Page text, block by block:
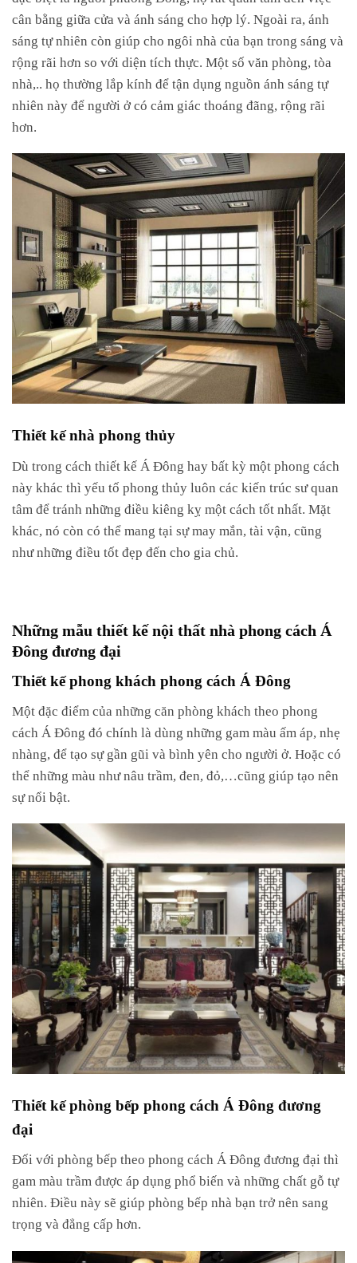
cân bằng giữa cửa và ánh sáng cho hợp lý. Ngoài ra, ánh
sáng tự nhiên còn giúp cho ngôi nhà của bạn trong sáng và
rộng rãi hơn so với diện tích thực. Một số văn phòng, tòa
nhà,.. họ thường lắp kính để tận dụng nguồn ánh sáng tự
nhiên này để người ở có cảm giác thoáng đãng, rộng rãi
hơn.
Thiết kế nhà phong thủy
Dù trong cách thiết kế Á Đông hay bất kỳ một phong cách
này khác thì yếu tố phong thủy luôn các kiến trúc sư quan
tâm để tránh những điều kiêng kỵ một cách tốt nhất. Mặt
khác, nó còn có thể mang tại sự may mắn, tài vận, cũng
như những điều tốt đẹp đến cho gia chủ.
Những mẫu thiết kế nội thất nhà phong cách Á
Đông đương đại
Thiết kế phong khách phong cách Á Đông
Một đặc điểm của những căn phòng khách theo phong
cách Á Đông đó chính là dùng những gam màu ấm áp, nhẹ
nhàng, để tạo sự gần gũi và bình yên cho người ở. Hoặc có
thể những màu như nâu trầm, đen, đỏ,…cũng giúp tạo nên
sự nổi bật.
Thiết kế phòng bếp phong cách Á Đông đương
đại
Đối với phòng bếp theo phong cách Á Đông đương đại thì
gam màu trầm được áp dụng phổ biến và những chất gỗ tự
nhiên. Điều này sẽ giúp phòng bếp nhà bạn trở nên sang
trọng và đẳng cấp hơn.